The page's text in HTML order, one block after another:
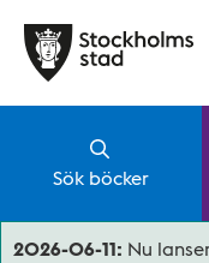
Sök böcker
2026-06-11: Nu